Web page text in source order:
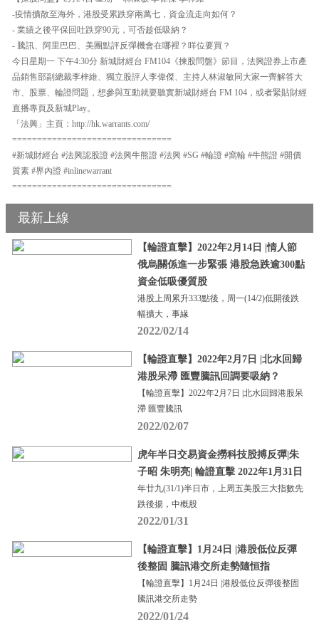
-疫情擴散至海外，港股受累跌穿兩萬七，資金流走向如何？
- 業績之後平保回吐跌穿90元，可否趁低吸納？
- 騰訊、阿里巴巴、美團點評反彈機會在哪裡？咩位要買？
今日星期一 下午4:30分 新城財經台 FM104《揀股問盤》節目，法興證券上市產
品銷售部副總裁李梓維、獨立股評人李偉傑、主持人林淑敏同大家一齊解答大
市、股票、輪證問題，想參與互動就要聽實新城財經台 FM 104，或者緊貼財經
直播專頁及新城Play。
「法興」主頁：http://hk.warrants.com/
================================
#新城財經台 #法興認股證 #法興牛熊證 #法興 #SG #輪證 #窩輪 #牛熊證 #開價
質素 #界內證 #inlinewarrant
================================
最新上線
【輪證直擊】2022年2月14日 |情人節
俄烏關係進一步緊張 港股急跌逾300點
資金低吸優質股
港股上周累升333點後，周一(14/2)低開後跌
幅擴大，事緣
2022/02/14
【輪證直擊】2022年2月7日 |北水回歸
港股呆滯 匯豐騰訊回調要吸納？
【輪證直擊】2022年2月7日 |北水回歸港股呆
滯 匯豐騰訊
2022/02/07
虎年半日交易資金撈科技股搏反彈|朱
子昭 朱明亮| 輪證直擊 2022年1月31日
年廿九(31/1)半日市，上周五美股三大指數先
跌後揚，中概股
2022/01/31
【輪證直擊】1月24日 |港股低位反彈
後整固 騰訊港交所走勢隨恒指
【輪證直擊】1月24日 |港股低位反彈後整固
騰訊港交所走勢
2022/01/24